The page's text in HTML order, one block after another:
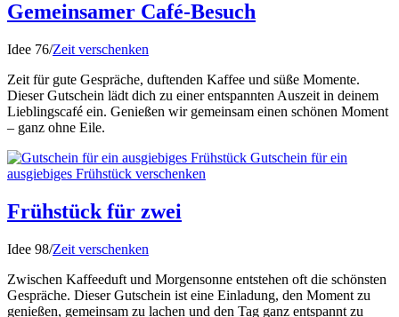
Gemeinsamer Café-Besuch
Idee 76/Zeit verschenken
Zeit für gute Gespräche, duftenden Kaffee und süße Momente.
Dieser Gutschein lädt dich zu einer entspannten Auszeit in deinem
Lieblingscafé ein. Genießen wir gemeinsam einen schönen Moment
– ganz ohne Eile.
Gutschein für ein
ausgiebiges Frühstück verschenken
Frühstück für zwei
Idee 98/Zeit verschenken
Zwischen Kaffeeduft und Morgensonne entstehen oft die schönsten
Gespräche. Dieser Gutschein ist eine Einladung, den Moment zu
genießen, gemeinsam zu lachen und den Tag ganz entspannt zu